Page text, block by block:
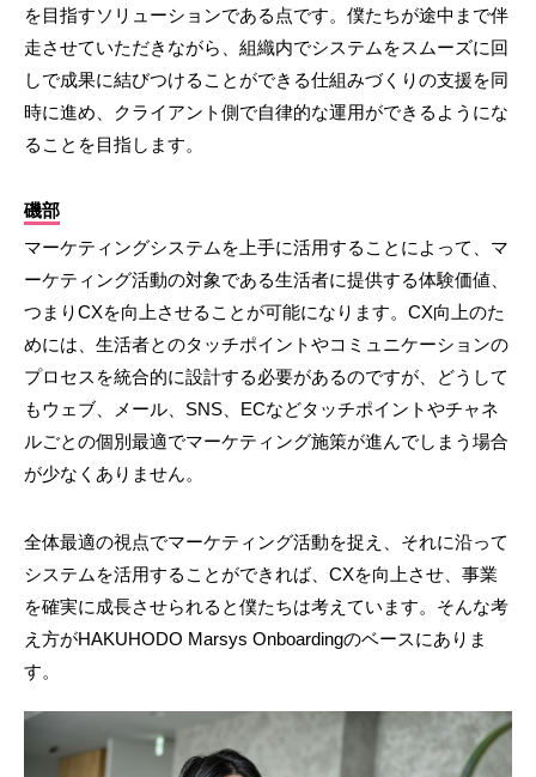
を目指すソリューションである点です。僕たちが途中まで伴
走させていただきながら、組織内でシステムをスムーズに回
しで成果に結びつけることができる仕組みづくりの支援を同
時に進め、クライアント側で自律的な運用ができるようにな
ることを目指します。
磯部
マーケティングシステムを上手に活用することによって、マ
ーケティング活動の対象である生活者に提供する体験価値、
つまりCXを向上させることが可能になります。CX向上のた
めには、生活者とのタッチポイントやコミュニケーションの
プロセスを統合的に設計する必要があるのですが、どうして
もウェブ、メール、SNS、ECなどタッチポイントやチャネ
ルごとの個別最適でマーケティング施策が進んでしまう場合
が少なくありません。
全体最適の視点でマーケティング活動を捉え、それに沿って
システムを活用することができれば、CXを向上させ、事業
を確実に成長させられると僕たちは考えています。そんな考
え方がHAKUHODO Marsys Onboardingのベースにありま
す。